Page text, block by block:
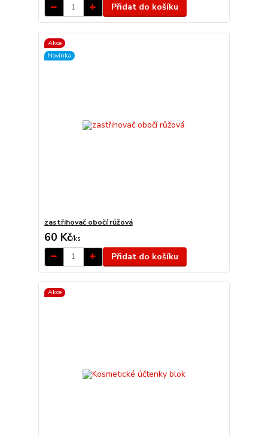
Přidat do košíku
Akce
Novinka
zastřihovač obočí růžová
60 Kč/ks
Přidat do košíku
Akce